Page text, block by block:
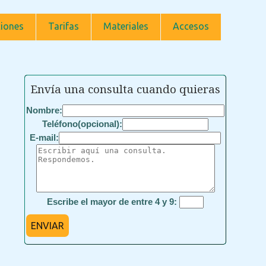
Tarifas Materiales Accesos
Envía una consulta cuando quieras
Nombre:
Teléfono(opcional):
E-mail:
Escribe el mayor de entre 4 y 9:
ENVIAR